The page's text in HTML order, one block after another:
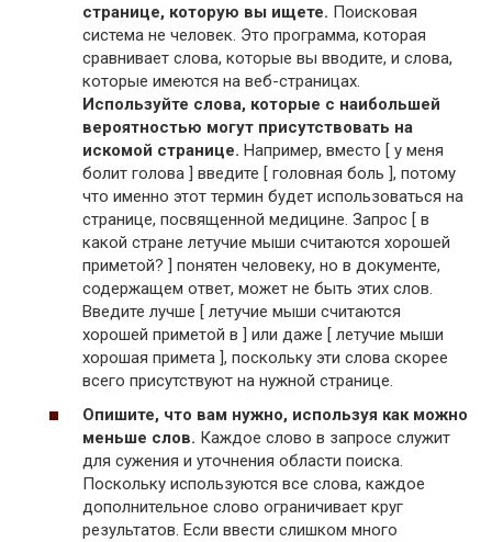
странице, которую вы ищете. Поисковая
система не человек. Это программа, которая
сравнивает слова, которые вы вводите, и слова,
которые имеются на веб-страницах.
Используйте слова, которые с наибольшей
вероятностью могут присутствовать на
искомой странице. Например, вместо [ у меня
болит голова ] введите [ головная боль ], потому
что именно этот термин будет использоваться на
странице, посвященной медицине. Запрос [ в
какой стране летучие мыши считаются хорошей
приметой? ] понятен человеку, но в документе,
содержащем ответ, может не быть этих слов.
Введите лучше [ летучие мыши считаются
хорошей приметой в ] или даже [ летучие мыши
хорошая примета ], поскольку эти слова скорее
всего присутствуют на нужной странице.
Опишите, что вам нужно, используя как можно
меньше слов. Каждое слово в запросе служит
для сужения и уточнения области поиска.
Поскольку используются все слова, каждое
дополнительное слово ограничивает круг
результатов. Если ввести слишком много